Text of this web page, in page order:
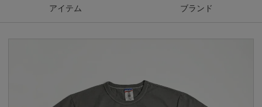
アイテム ブランド